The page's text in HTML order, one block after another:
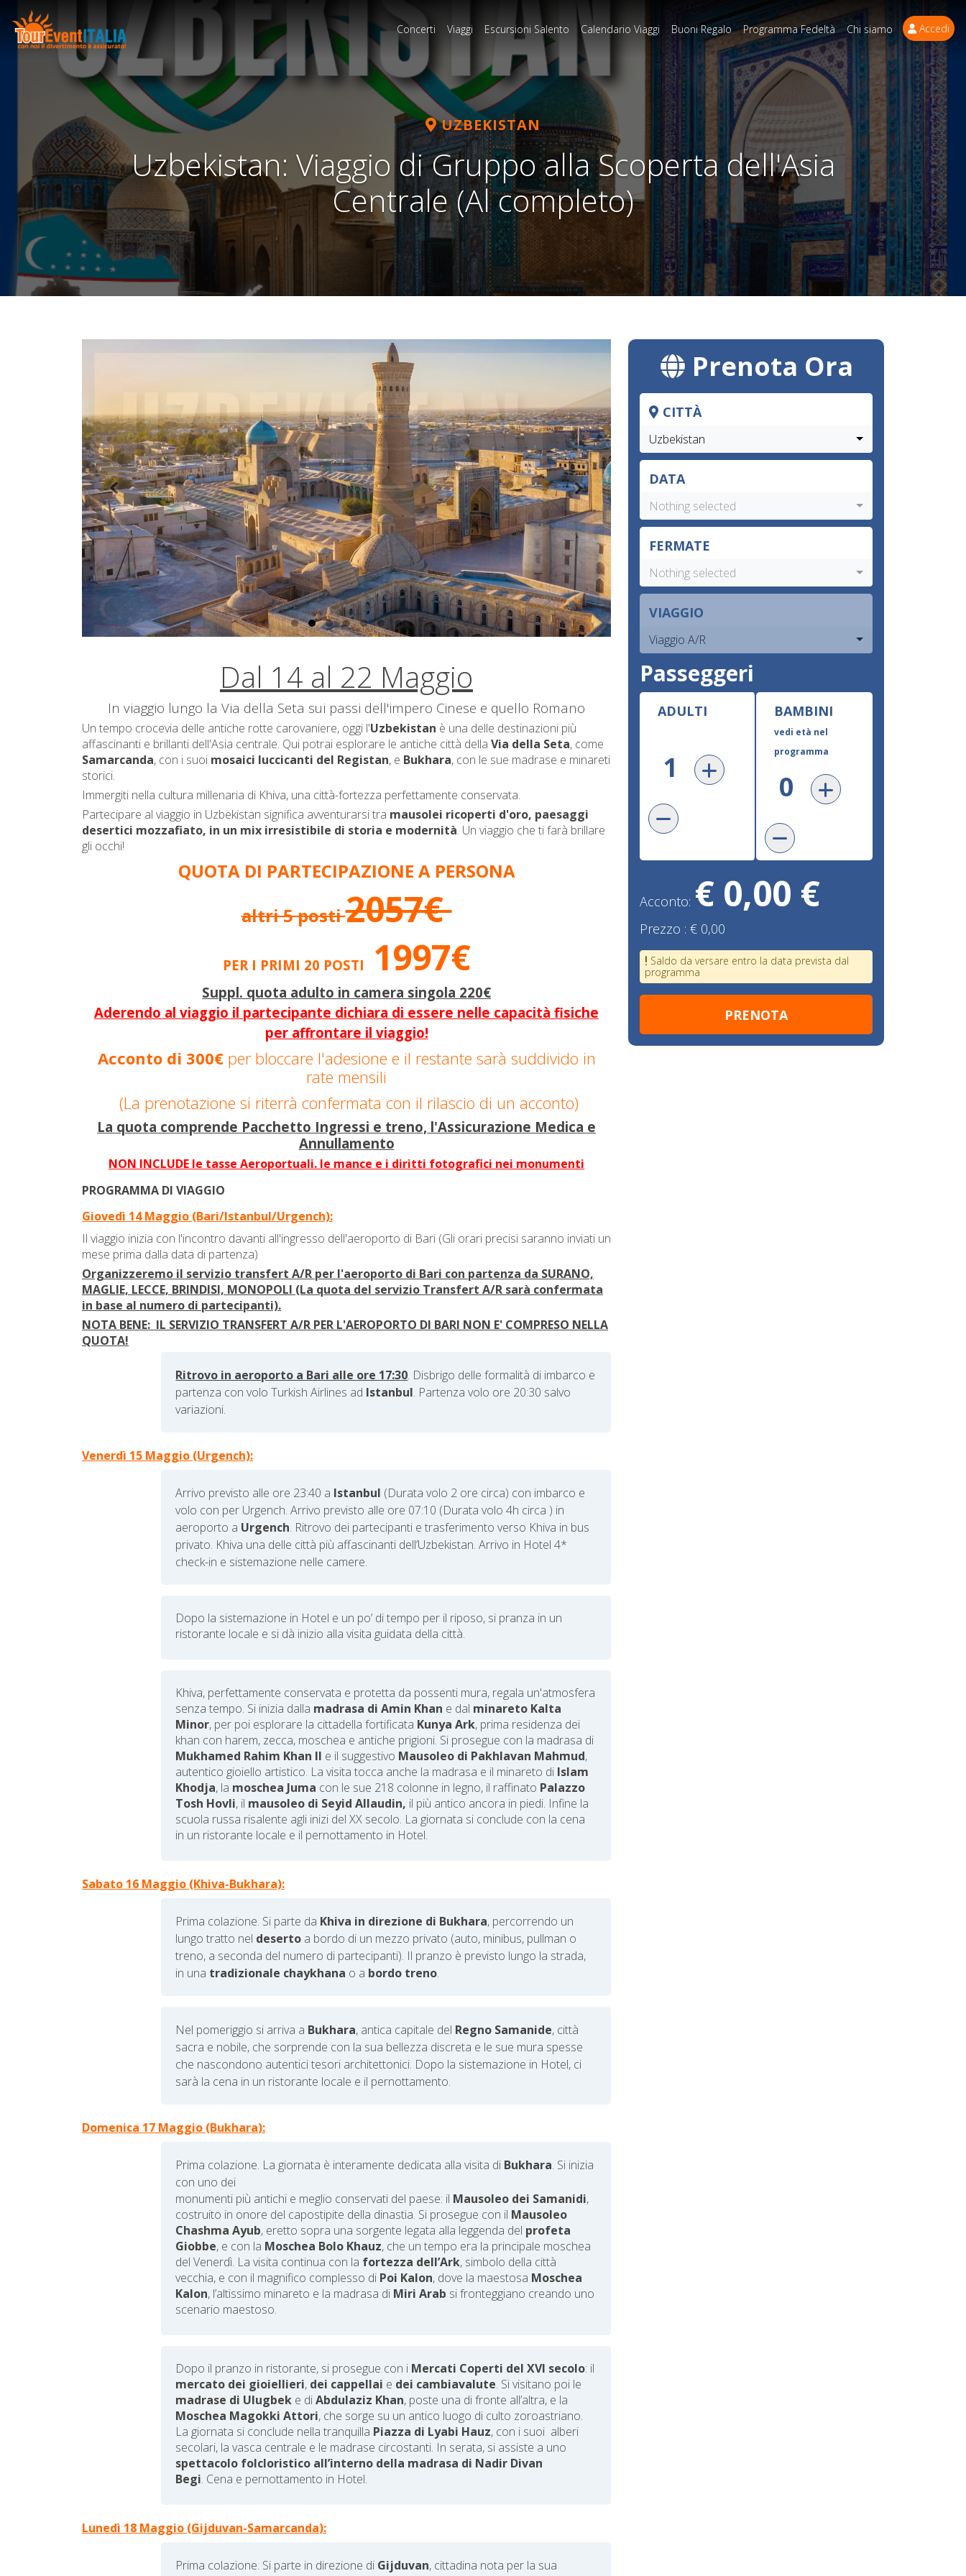
Concerti Viaggi Escursioni Salento Calendario Viaggi Buoni Regalo Programma Fedeltà Chi siamo Accedi
UZBEKISTAN
Uzbekistan: Viaggio di Gruppo alla Scoperta dell'Asia
Centrale (Al completo)
Dal 14 al 22 Maggio
In viaggio lungo la Via della Seta sui passi dell'impero Cinese e quello Romano
Un tempo crocevia delle antiche rotte carovaniere, oggi l'Uzbekistan è una delle destinazioni più
affascinanti e brillanti dell'Asia centrale. Qui potrai esplorare le antiche città della Via della Seta, come
Samarcanda, con i suoi mosaici luccicanti del Registan, e Bukhara, con le sue madrase e minareti
storici.
Immergiti nella cultura millenaria di Khiva, una città-fortezza perfettamente conservata.
Partecipare al viaggio in Uzbekistan significa avventurarsi tra mausolei ricoperti d'oro, paesaggi
desertici mozzafiato, in un mix irresistibile di storia e modernità. Un viaggio che ti farà brillare
gli occhi!
QUOTA DI PARTECIPAZIONE A PERSONA
altri 5 posti2057€
PER I PRIMI 20 POSTI 1997€
Suppl. quota adulto in camera singola 220€
Aderendo al viaggio il partecipante dichiara di essere nelle capacità fisiche
per affrontare il viaggio!
Acconto di 300€per bloccare l'adesione e il restante sarà suddivido in
rate mensili
(La prenotazione si riterrà confermata con il rilascio di un acconto)
La quota comprende Pacchetto Ingressi e treno, l'Assicurazione Medica e
Annullamento
NON INCLUDE le tasse Aeroportuali. le mance e i diritti fotografici nei monumenti
PROGRAMMA DI VIAGGIO
Giovedì 14 Maggio (Bari/Istanbul/Urgench):
Il viaggio inizia con l'incontro davanti all'ingresso dell'aeroporto di Bari (Gli orari precisi saranno inviati un
mese prima dalla data di partenza)
Organizzeremo il servizio transfert A/R per l'aeroporto di Bari con partenza da SURANO,
MAGLIE, LECCE, BRINDISI, MONOPOLI (La quota del servizio Transfert A/R sarà confermata
in base al numero di partecipanti).
NOTA BENE: IL SERVIZIO TRANSFERT A/R PER L'AEROPORTO DI BARI NON E' COMPRESO NELLA
QUOTA!
Ritrovo in aeroporto a Bari alle ore 17:30. Disbrigo delle formalità di imbarco e
partenza con volo Turkish Airlines ad Istanbul. Partenza volo ore 20:30 salvo
variazioni.
Venerdì 15 Maggio (Urgench):
Arrivo previsto alle ore 23:40 a Istanbul (Durata volo 2 ore circa) con imbarco e
volo con per Urgench. Arrivo previsto alle ore 07:10 (Durata volo 4h circa ) in
aeroporto a Urgench. Ritrovo dei partecipanti e trasferimento verso Khiva in bus
privato. Khiva una delle città più affascinanti dell’Uzbekistan. Arrivo in Hotel 4*
check-in e sistemazione nelle camere.
Dopo la sistemazione in Hotel e un po’ di tempo per il riposo, si pranza in un
ristorante locale e si dà inizio alla visita guidata della città.
Khiva, perfettamente conservata e protetta da possenti mura, regala un'atmosfera
senza tempo. Si inizia dalla madrasa di Amin Khan e dal minareto Kalta
Minor, per poi esplorare la cittadella fortificata Kunya Ark, prima residenza dei
khan con harem, zecca, moschea e antiche prigioni. Si prosegue con la madrasa di
Mukhamed Rahim Khan II e il suggestivo Mausoleo di Pakhlavan Mahmud,
autentico gioiello artistico. La visita tocca anche la madrasa e il minareto di Islam
Khodja, la moschea Juma con le sue 218 colonne in legno, il raffinato Palazzo
Tosh Hovli, il mausoleo di Seyid Allaudin, il più antico ancora in piedi. Infine la
scuola russa risalente agli inizi del XX secolo. La giornata si conclude con la cena
in un ristorante locale e il pernottamento in Hotel.
Sabato 16 Maggio (Khiva-Bukhara):
Prima colazione. Si parte da Khiva in direzione di Bukhara, percorrendo un
lungo tratto nel deserto a bordo di un mezzo privato (auto, minibus, pullman o
treno, a seconda del numero di partecipanti). Il pranzo è previsto lungo la strada,
in una tradizionale chaykhana o a bordo treno.
Nel pomeriggio si arriva a Bukhara, antica capitale del Regno Samanide, città
sacra e nobile, che sorprende con la sua bellezza discreta e le sue mura spesse
che nascondono autentici tesori architettonici. Dopo la sistemazione in Hotel, ci
sarà la cena in un ristorante locale e il pernottamento.
Domenica 17 Maggio (Bukhara):
Prima colazione. La giornata è interamente dedicata alla visita di Bukhara. Si inizia
con uno dei
monumenti più antichi e meglio conservati del paese: il Mausoleo dei Samanidi,
costruito in onore del capostipite della dinastia. Si prosegue con il Mausoleo
Chashma Ayub, eretto sopra una sorgente legata alla leggenda del profeta
Giobbe, e con la Moschea Bolo Khauz, che un tempo era la principale moschea
del Venerdì. La visita continua con la fortezza dell’Ark, simbolo della città
vecchia, e con il magnifico complesso di Poi Kalon, dove la maestosa Moschea
Kalon, l’altissimo minareto e la madrasa di Miri Arab si fronteggiano creando uno
scenario maestoso.
Dopo il pranzo in ristorante, si prosegue con i Mercati Coperti del XVI secolo: il
mercato dei gioiellieri, dei cappellai e dei cambiavalute. Si visitano poi le
madrase di Ulugbek e diAbdulaziz Khan, poste una di fronte all’altra, e la
Moschea Magokki Attori, che sorge su un antico luogo di culto zoroastriano.
La giornata si conclude nella tranquilla Piazza di Lyabi Hauz, con i suoi alberi
secolari, la vasca centrale e le madrase circostanti. In serata, si assiste a uno
spettacolo folcloristico all’interno della madrasa di Nadir Divan
Begi. Cena e pernottamento in Hotel.
Lunedì 18 Maggio (Gijduvan-Samarcanda):
Prima colazione. Si parte in direzione di Gijduvan, cittadina nota per la sua
Prenota Ora
CITTÀ
Uzbekistan
DATA
Nothing selected
FERMATE
Nothing selected
VIAGGIO
Viaggio A/R
Passeggeri
ADULTI BAMBINI
vedi età nel
programma
Acconto: € 0,00 €
Prezzo : € 0,00
Saldo da versare entro la data prevista dal
programma